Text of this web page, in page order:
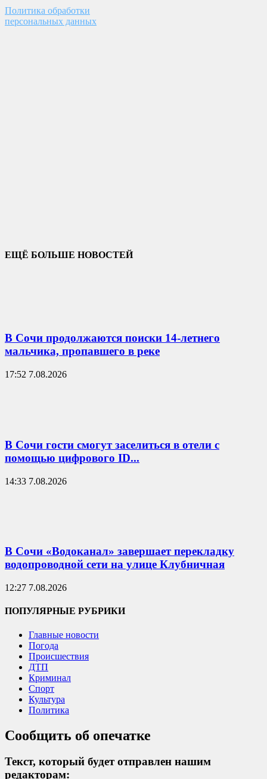
Политика обработки
персональных данных
ЕЩЁ БОЛЬШЕ НОВОСТЕЙ
В Сочи продолжаются поиски 14-летнего
мальчика, пропавшего в реке
17:52 7.08.2026
В Сочи гости смогут заселиться в отели с
помощью цифрового ID...
14:33 7.08.2026
В Сочи «Водоканал» завершает перекладку
водопроводной сети на улице Клубничная
12:27 7.08.2026
ПОПУЛЯРНЫЕ РУБРИКИ
Главные новости
Погода
Происшествия
ДТП
Криминал
Спорт
Культура
Политика
Сообщить об опечатке
Текст, который будет отправлен нашим
редакторам: